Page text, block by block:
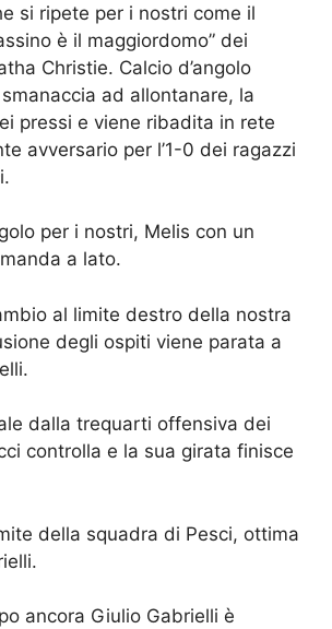
si ripete per i nostri come il
è il maggiordomo” dei
Christie. Calcio d’angolo
ad allontanare, la
pressi e viene ribadita in rete
avversario per l’1-0 dei ragazzi
per i nostri, Melis con un
a lato.
al limite destro della nostra
degli ospiti viene parata a
dalla trequarti offensiva dei
controlla e la sua girata finisce
della squadra di Pesci, ottima
ancora Giulio Gabrielli è